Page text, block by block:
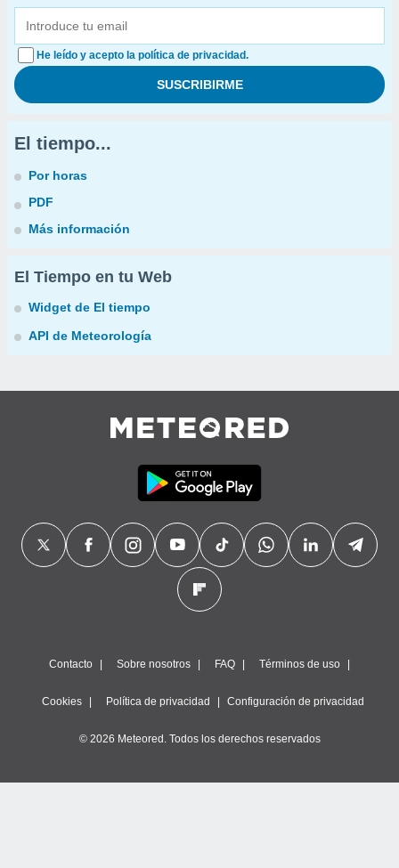
He leído y acepto la política de privacidad.
El tiempo...
Por horas
PDF
Más información
El Tiempo en tu Web
Widget de El tiempo
API de Meteorología
Contacto Sobre nosotros FAQ Términos de uso
Cookies Política de privacidad Configuración de privacidad
© 2026 Meteored. Todos los derechos reservados